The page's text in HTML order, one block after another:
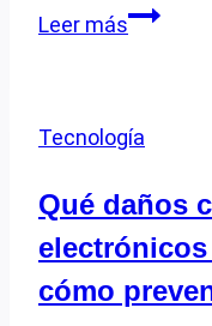
Leer másCómo
pie
página
en
Word
Tecnología
Qué daños
cómo